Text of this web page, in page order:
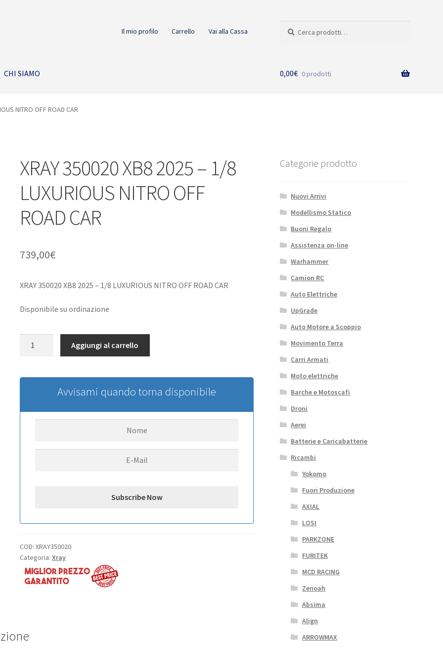
Il mio profilo Carrello Vai alla Cassa
CHI SIAMO 0,00€ 0 prodotti
NITRO OFF ROAD CAR
XRAY 350020 XB8 2025 – 1/8
LUXURIOUS NITRO OFF
ROAD CAR
739,00€
XRAY 350020 XB8 2025 – 1/8 LUXURIOUS NITRO OFF ROAD CAR
Disponibile su ordinazione
2025
LUXURIOUS
ROAD
Aggiungi al carrello
Avvisami quando torna disponibile
COD: XRAY350020
Categoria: Xray
Categorie prodotto
Nuovi Arrivi
Modellismo Statico
Buoni Regalo
Assistenza on-line
Warhammer
Camion RC
Auto Elettriche
UpGrade
Auto Motore a Scoppio
Movimento Terra
Carri Armati
Moto elettriche
Barche e Motoscafi
Droni
Aerei
Batterie e Caricabatterie
Ricambi
Yokomo
Fuori Produzione
AXIAL
LOSI
PARKZONE
FURITEK
MCD RACING
Zenoah
Absima
Align
ARROWMAX